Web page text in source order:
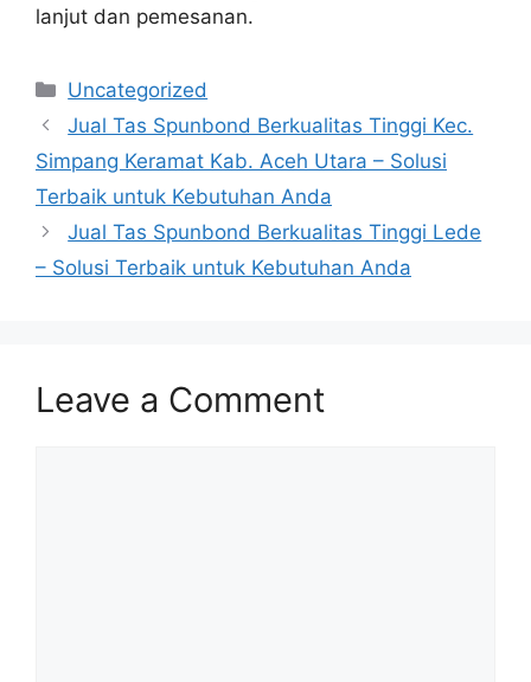
lanjut dan pemesanan.
Categories
Uncategorized
Jual Tas Spunbond Berkualitas Tinggi Kec.
Simpang Keramat Kab. Aceh Utara – Solusi
Terbaik untuk Kebutuhan Anda
Jual Tas Spunbond Berkualitas Tinggi Lede
– Solusi Terbaik untuk Kebutuhan Anda
Leave a Comment